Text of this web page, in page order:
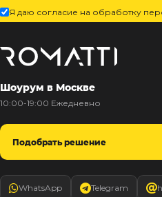
Я даю согласие на обработку
Шоурум в Москве
10:00-19:00 Ежедневно
Подобрать решение
WhatsApp Telegram